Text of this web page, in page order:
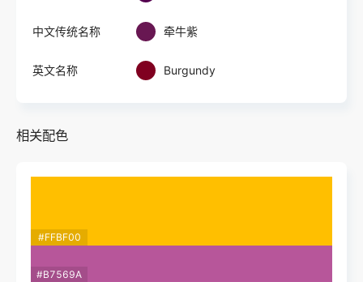
中文传统名称 牵牛紫
英文名称 Burgundy
相关配色
#FFBF00
#B7569A